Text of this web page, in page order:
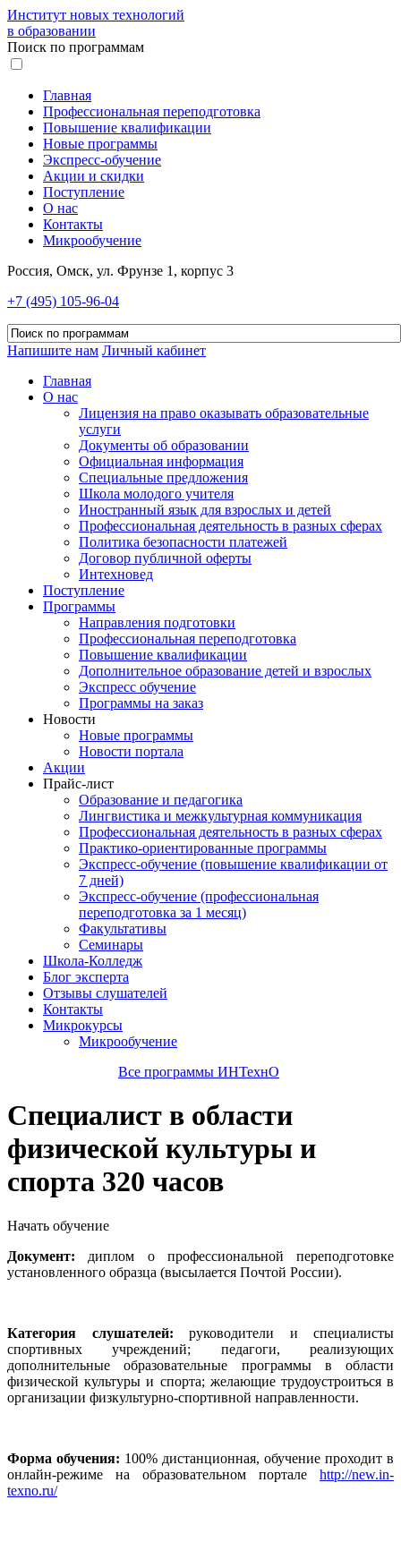
Институт новых технологий
в образовании
Поиск по программам
Главная
Профессиональная переподготовка
Повышение квалификации
Новые программы
Экспресс-обучение
Акции и скидки
Поступление
О нас
Контакты
Микрообучение
Россия, Омск, ул. Фрунзе 1, корпус 3
+7 (495) 105-96-04
Напишите нам Личный кабинет
Главная
О нас
Лицензия на право оказывать образовательные
услуги
Документы об образовании
Официальная информация
Специальные предложения
Школа молодого учителя
Иностранный язык для взрослых и детей
Профессиональная деятельность в разных сферах
Политика безопасности платежей
Договор публичной оферты
Интехновед
Поступление
Программы
Направления подготовки
Профессиональная переподготовка
Повышение квалификации
Дополнительное образование детей и взрослых
Экспресс обучение
Программы на заказ
Новости
Новые программы
Новости портала
Акции
Прайс-лист
Образование и педагогика
Лингвистика и межкультурная коммуникация
Профессиональная деятельность в разных сферах
Практико-ориентированные программы
Экспресс-обучение (повышение квалификации от
7 дней)
Экспресс-обучение (профессиональная
переподготовка за 1 месяц)
Факультативы
Семинары
Школа-Колледж
Блог эксперта
Отзывы слушателей
Контакты
Микрокурсы
Микрообучение
Все программы ИНТехнО
Специалист в области
физической культуры и
спорта 320 часов
Начать обучение
Документ: диплом о профессиональной переподготовке
установленного образца (высылается Почтой России).
Категория слушателей: руководители и специалисты
спортивных учреждений; педагоги, реализующих
дополнительные образовательные программы в области
физической культуры и спорта; желающие трудоустроиться в
организации физкультурно-спортивной направленности.
Форма обучения: 100% дистанционная, обучение проходит в
онлайн-режиме на образовательном портале http://new.in-
texno.ru/